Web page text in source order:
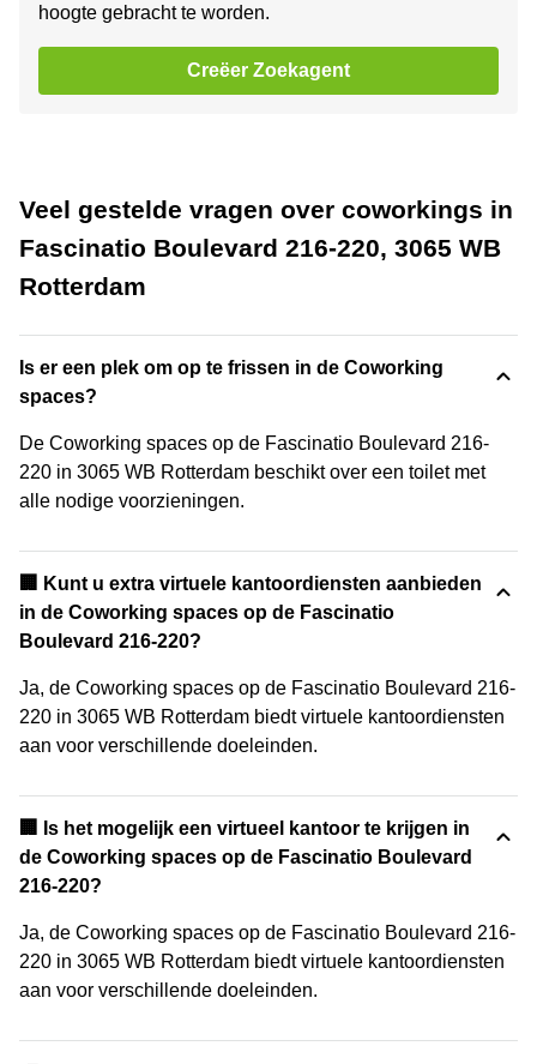
hoogte gebracht te worden.
Creëer Zoekagent
Veel gestelde vragen over coworkings in
Fascinatio Boulevard 216-220, 3065 WB
Rotterdam
Is er een plek om op te frissen in de Coworking
spaces?
De Coworking spaces op de Fascinatio Boulevard 216-
220 in 3065 WB Rotterdam beschikt over een toilet met
alle nodige voorzieningen.
🏢 Kunt u extra virtuele kantoordiensten aanbieden
in de Coworking spaces op de Fascinatio
Boulevard 216-220?
Ja, de Coworking spaces op de Fascinatio Boulevard 216-
220 in 3065 WB Rotterdam biedt virtuele kantoordiensten
aan voor verschillende doeleinden.
🏢 Is het mogelijk een virtueel kantoor te krijgen in
de Coworking spaces op de Fascinatio Boulevard
216-220?
Ja, de Coworking spaces op de Fascinatio Boulevard 216-
220 in 3065 WB Rotterdam biedt virtuele kantoordiensten
aan voor verschillende doeleinden.